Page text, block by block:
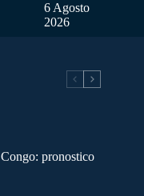
6 Agosto
2026
pronostico